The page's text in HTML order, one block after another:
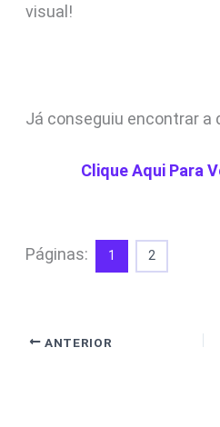
visual!
Já conseguiu encontrar a
Clique Aqui Para
Páginas: 1 2
ANTERIOR